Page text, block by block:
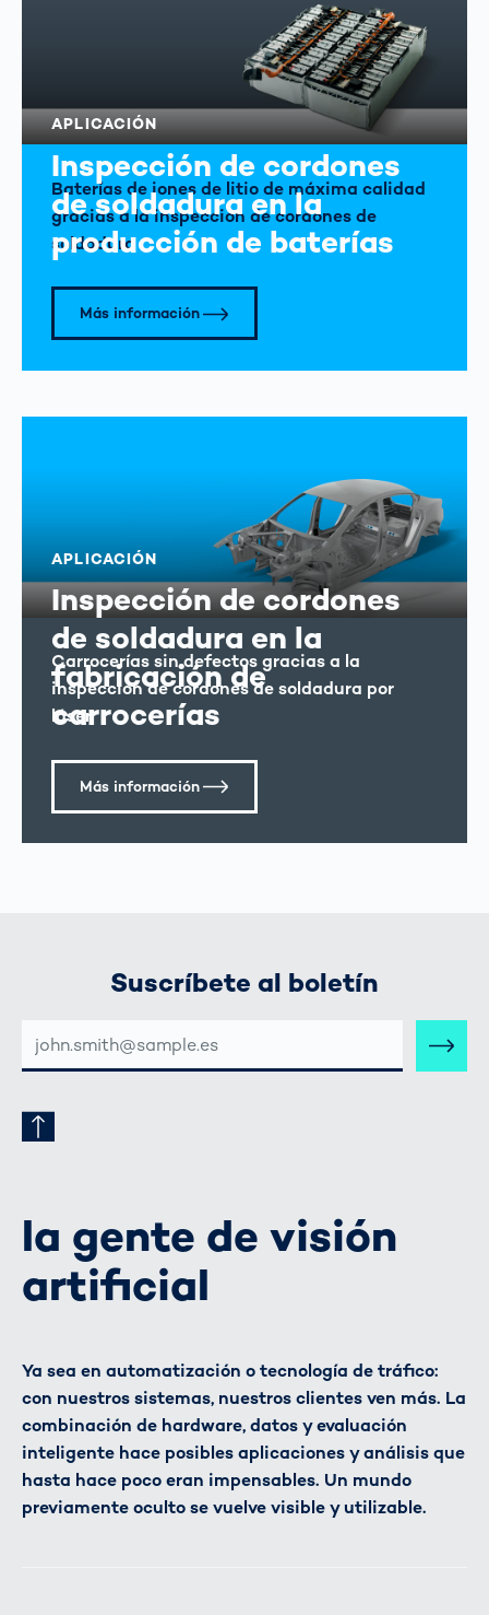
APLICACIÓN
Inspección de cordones
de soldadura en la
producción de baterías
Baterías de iones de litio de máxima calidad
gracias a la inspección de cordones de
soldadura
Más información
APLICACIÓN
Inspección de cordones
de soldadura en la
fabricación de
carrocerías
Carrocerías sin defectos gracias a la
inspección de cordones de soldadura por
láser
Más información
Suscríbete al boletín
CORREO
la gente de visión
artificial
Ya sea en automatización o tecnología de tráfico:
con nuestros sistemas, nuestros clientes ven más. La
combinación de hardware, datos y evaluación
inteligente hace posibles aplicaciones y análisis que
hasta hace poco eran impensables. Un mundo
previamente oculto se vuelve visible y utilizable.